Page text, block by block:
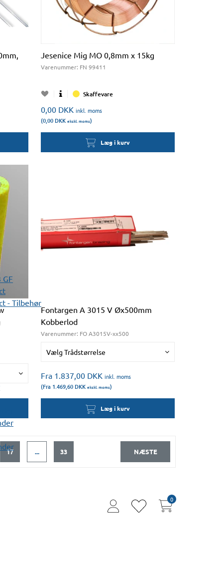
GF
- Tilbehør
user
heart
0
Jesenice Mig MO 0,8mm x 15kg
Varenummer: FN 99411
Skaffevare
0,00 DKK inkl. moms
(0,00 DKK ekskl. moms)
Læg i kurv
Fontargen A 3015 V Øx500mm
Kobberlod
Varenummer: FO A3015V-xx500
Vælg Trådstørrelse
Fra 1.837,00 DKK inkl. moms
(Fra 1.469,60 DKK ekskl. moms)
Læg i kurv
17 ... 33 NÆSTE